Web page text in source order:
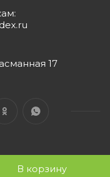
В корзину
17
магазин